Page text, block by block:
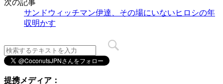
次の記事
サンドウィッチマン伊達、その場にいないヒロシの年
収明かす
提携メディア：